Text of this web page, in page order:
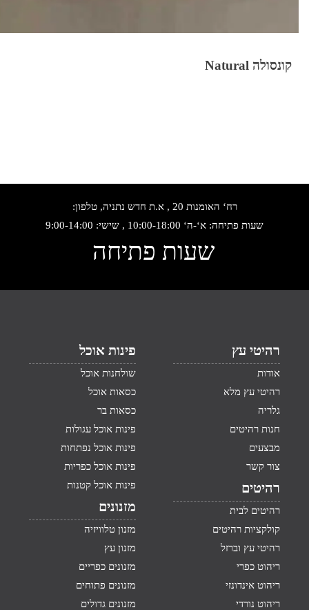
קונסולה Natural
רח‘ האומנות 20 , א.ת חדש נתניה, טלפון:
שעות פתיחה: א‘-ה‘ 10:00-18:00 , שישי: 9:00-14:00
שעות פתיחה
רהיטי עץ
אודות
רהיטי עץ מלא
גלריה
חנות רהיטים
מבצעים
צור קשר
רהיטים
רהיטים לבית
קולקציות רהיטים
רהיטי עץ וברזל
ריהוט כפרי
ריהוט אינדונזי
ריהוט נורדי
פינות אוכל
שולחנות אוכל
כסאות אוכל
כסאות בר
פינות אוכל עגולות
פינות אוכל נפתחות
פינות אוכל כפריות
פינות אוכל קטנות
מזנונים
מזנון טלוויזיה
מזנון עץ
מזנונים כפריים
מזנונים פתוחים
מזנונים גדולים